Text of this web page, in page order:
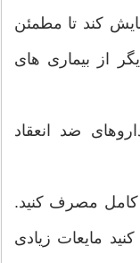
کند تا مطمئن
از بیماری های
ضد انعقاد
کامل مصرف کنید.
مایعات زیادی